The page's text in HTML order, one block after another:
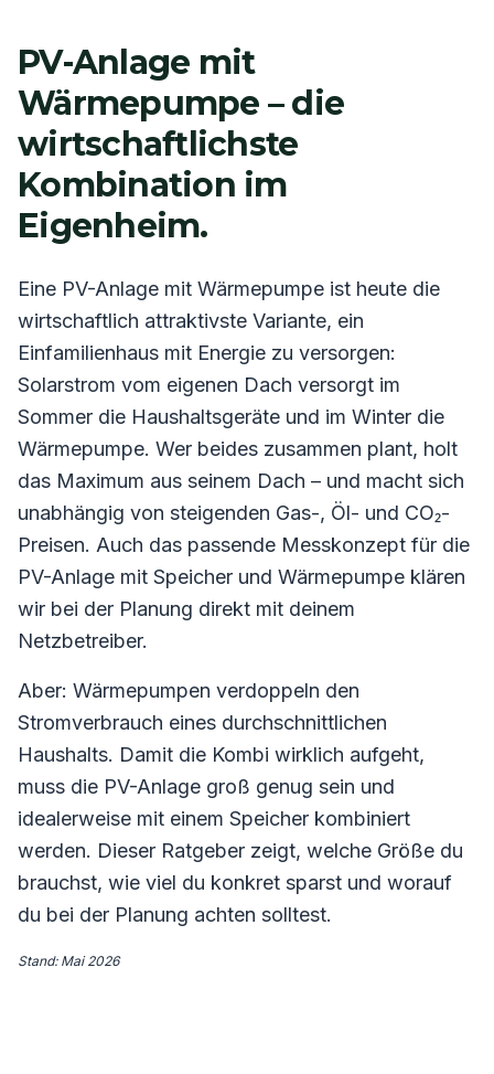
PV-Anlage mit
Wärmepumpe – die
wirtschaftlichste
Kombination im
Eigenheim.
Eine PV-Anlage mit Wärmepumpe ist heute die
wirtschaftlich attraktivste Variante, ein
Einfamilienhaus mit Energie zu versorgen:
Solarstrom vom eigenen Dach versorgt im
Sommer die Haushaltsgeräte und im Winter die
Wärmepumpe. Wer beides zusammen plant, holt
das Maximum aus seinem Dach – und macht sich
unabhängig von steigenden Gas-, Öl- und CO₂-
Preisen. Auch das passende Messkonzept für die
PV-Anlage mit Speicher und Wärmepumpe klären
wir bei der Planung direkt mit deinem
Netzbetreiber.
Aber: Wärmepumpen verdoppeln den
Stromverbrauch eines durchschnittlichen
Haushalts. Damit die Kombi wirklich aufgeht,
muss die PV-Anlage groß genug sein und
idealerweise mit einem Speicher kombiniert
werden. Dieser Ratgeber zeigt, welche Größe du
brauchst, wie viel du konkret sparst und worauf
du bei der Planung achten solltest.
Stand: Mai 2026